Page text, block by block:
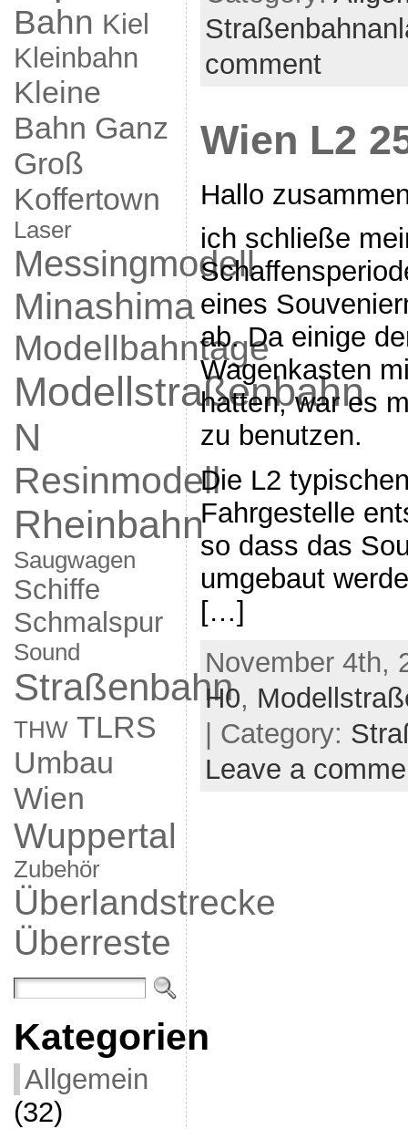
Bahn Kiel
Kleinbahn
Kleine
Bahn Ganz
Groß
Koffertown
Laser
Messingmodell
Minashima
Modellbahntage
Modellstraßenbahn
N
Resinmodell
Rheinbahn
Saugwagen
Schiffe
Schmalspur
Sound
Straßenbahn
THW TLRS
Umbau
Wien
Wuppertal
Zubehör
Überlandstrecke
Überreste
Kategorien
Allgemein
(32)
comment
Wien L2
Hallo
ich schließe
eines
ab. Da einige
Wagenkasten
hatten, war es
zu benutzen.
Die L2
Fahrgestelle
so dass das
umgebaut
[…]
November 4th,
H0,
| Category:
Leave a